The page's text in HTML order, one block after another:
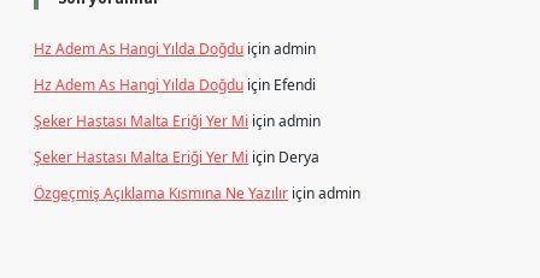
Hz Adem As Hangi Yılda Doğdu içinadmin
Hz Adem As Hangi Yılda Doğdu için Efendi
Şeker Hastası Malta Eriği Yer Mi içinadmin
Şeker Hastası Malta Eriği Yer Mi için Derya
Özgeçmiş Açıklama Kısmına Ne Yazılır içinadmin